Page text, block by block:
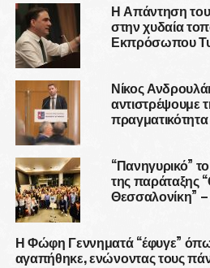
Η Απάντηση
στην χυδαία
Εκπρόσωπου
Νίκος
αντιστρέψουμε
“Πανηγυρικό”
της παράταξης
Θεσσαλονίκη”
Η Φώφη Γεννηματά “έφυγε”
αγαπήθηκε, ενώνοντας τους